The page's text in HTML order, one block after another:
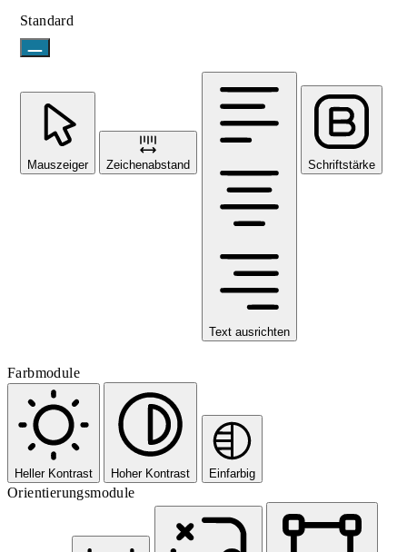
Standard
Mauszeiger Zeichenabstand
Text ausrichten
Schriftstärke
Farbmodule
Heller Kontrast Hoher Kontrast Einfarbig
Orientierungsmodule